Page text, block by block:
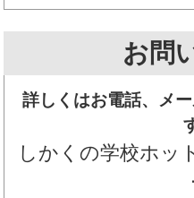
お問
詳しくはお電話、メ
しかくの学校ホ